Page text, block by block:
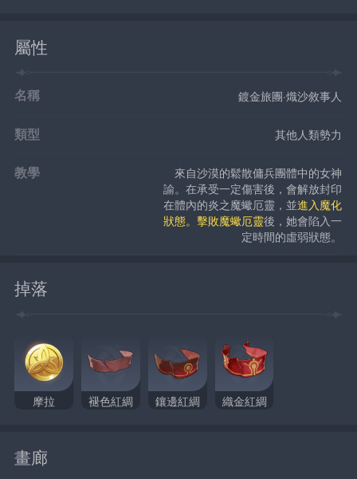
屬性
名稱 鍍金旅團·熾沙敘事人
類型 其他人類勢力
教學
來自沙漠的鬆散傭兵團體中的女神
諭。在承受一定傷害後，會解放封印
在體內的炎之魔蠍厄靈，並進入魔化
狀態。擊敗魔蠍厄靈後，她會陷入一
定時間的虛弱狀態。
掉落
摩拉 褪色紅綢 鑲邊紅綢 織金紅綢
畫廊